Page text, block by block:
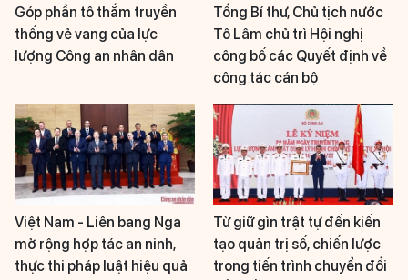
Góp phần tô thắm truyền
thống vẻ vang của lực
lượng Công an nhân dân
Tổng Bí thư, Chủ tịch nước
Tô Lâm chủ trì Hội nghị
công bố các Quyết định về
công tác cán bộ
Việt Nam - Liên bang Nga
mở rộng hợp tác an ninh,
thực thi pháp luật hiệu quả
Từ giữ gìn trật tự đến kiến
tạo quản trị số, chiến lược
trong tiến trình chuyển đổi